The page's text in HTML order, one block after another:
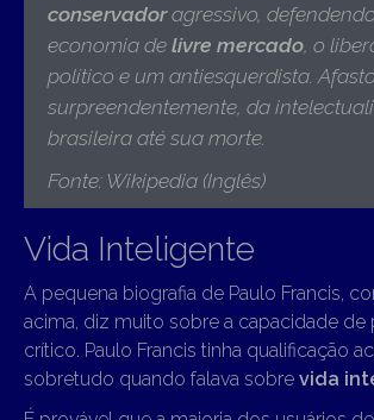
conservadoragressivo,
economia de livre mercado, o
político e um antiesquerdista.
surpreendentemente, da
brasileira até sua morte
Fonte: Wikipedia (Inglês)
Vida Inteligente
A pequena biografia de Paulo Francis,
acima, diz muito sobre a capacidade
crítico. Paulo Francis tinha qualificação
sobretudo quando falava sobre vida